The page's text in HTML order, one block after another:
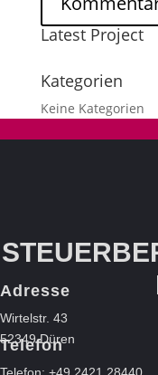
Latest Project
Kategorien
Keine Kategorien
Adresse
Wirtelstr. 43
52349 Düren
Telefon